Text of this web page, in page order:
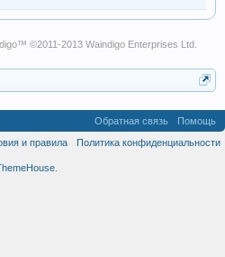
™ ©2011-2013 Waindigo Enterprises Ltd.
Обратная связь
Помощь
и правила
Политика конфиденциальности